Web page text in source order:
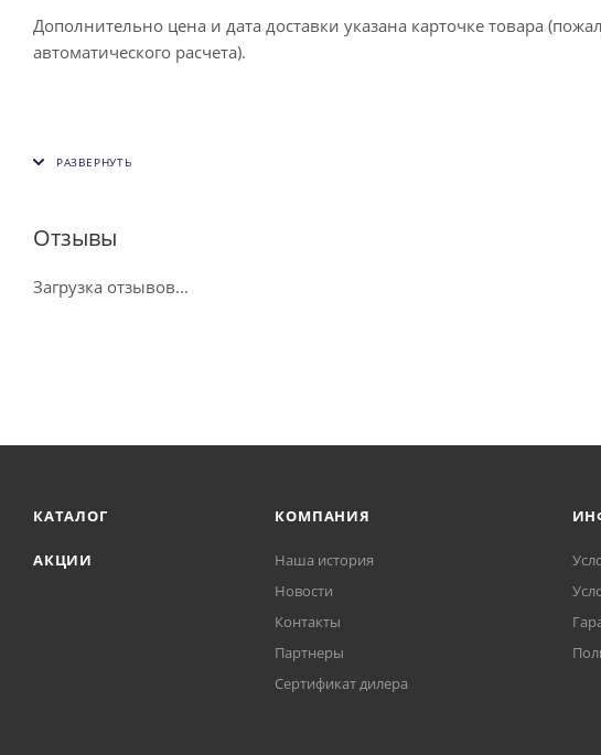
Дополнительно цена и дата доставки указана карточке товара
автоматического расчета).
Отзывы
Загрузка отзывов...
КАТАЛОГ
АКЦИИ
КОМПАНИЯ
Наша история
Новости
Контакты
Партнеры
Сертификат дилера